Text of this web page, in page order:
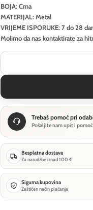
BOJA: Crna
MATERIJAL: Metal
VRIJEME ISPORUKE: 7 do 28
Molimo da nas kontaktirate za
Trebaš pomoć pri
Pošaljite nam upit i
Besplatna dostava
Za narudžbe iznad 100 €
Sigurna kupovina
Zaštićen način plaćanja